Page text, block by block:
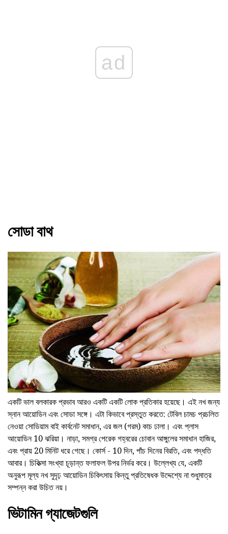
ad
সোডা বাথ
একটি ভাল বলকারক প্রভাব আরও একটি একটি লোক প্রতিকার হয়েছে। এই নখ জন্য
স্নান আয়োডিন এবং সোডা সঙ্গে। এটা কিভাবে প্রস্তুত করতে: টেবিল চামচ প্রচলিত
নেওয়া সোডিয়াম বাই কার্বনেট সমাধান, এর জল (গরম) কাচ ঢালা। এবং প্লাস
আয়োডিন 10 ঝরিয়া। নাড়া, সমগ্র পেরেক গহ্বরের চোবান আঙ্গুলের সমাধান হাজির,
এবং প্রায় 20 মিনিট ধরে গেছে। কোর্স - 10 দিন, পাঁচ দিনের বিরতি, এবং পদ্ধতি
আবার। চিকিত্সা সংখ্যা চূড়ান্ত ফলাফল উপর নির্ভর করে। উল্লেখ্য যে, একটি
অনুরূপ মূল্য নখ সুদৃঢ় আয়োডিন চিকিৎসায় কিন্তু প্রতিষেধক উদ্দেশ্যে না শুধুমাত্র
সম্পন্ন করা উচিত নয়।
ভিটামিন গ্যাজেটগুলি